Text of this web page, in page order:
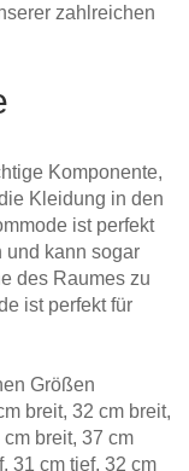
zahlreichen
Komponente,
Kleidung in den
ist perfekt
und kann sogar
des Raumes zu
ist perfekt für
Größen
breit, 32 cm breit,
breit, 37 cm
31 cm tief, 32 cm